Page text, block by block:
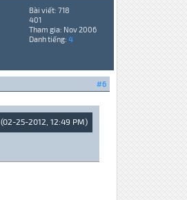
Bài viết: 718
401
Tham gia: Nov 2006
Danh tiếng: 4
#6
(02-25-2012, 12:49 PM)